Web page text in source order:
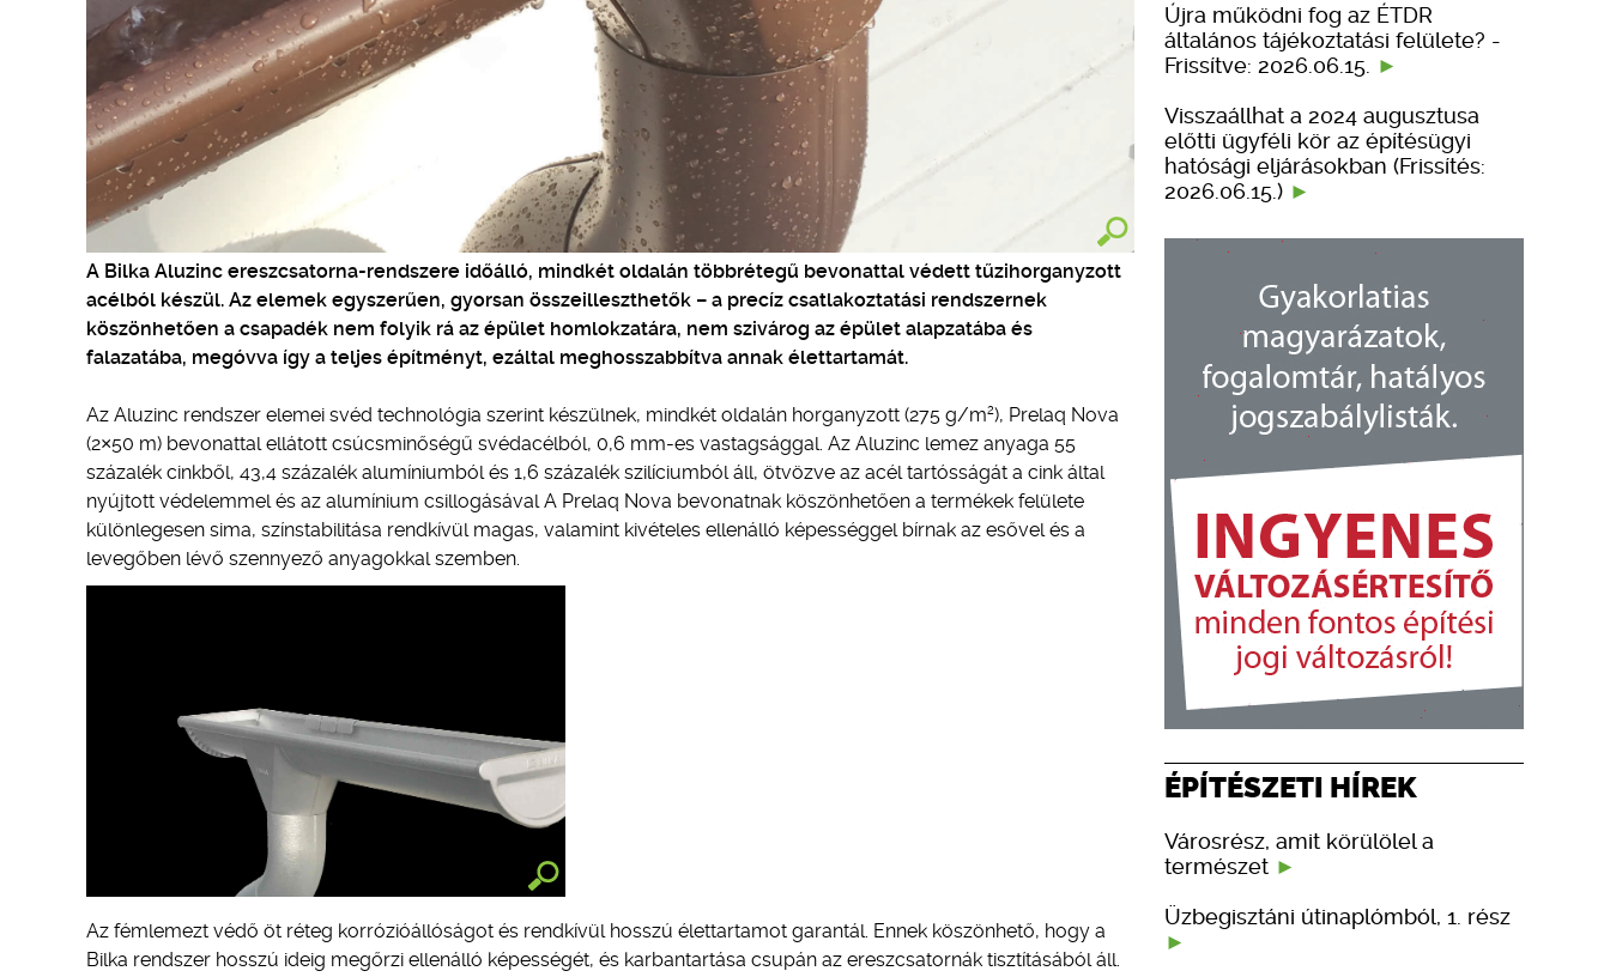
A Bilka Aluzinc ereszcsatorna-rendszere időálló, mindkét oldalán többrétegű bevonattal védett tűzihorganyzott
acélból készül. Az elemek egyszerűen, gyorsan összeilleszthetők – a precíz csatlakoztatási rendszernek
köszönhetően a csapadék nem folyik rá az épület homlokzatára, nem szivárog az épület alapzatába és
falazatába, megóvva így a teljes építményt, ezáltal meghosszabbítva annak élettartamát.
Az Aluzinc rendszer elemei svéd technológia szerint készülnek, mindkét oldalán horganyzott (275 g/m2), Prelaq Nova
(2×50 m) bevonattal ellátott csúcsminőségű svédacélból, 0,6 mm-es vastagsággal. Az Aluzinc lemez anyaga 55
százalék cinkből, 43,4 százalék alumíniumból és 1,6 százalék szilíciumból áll, ötvözve az acél tartósságát a cink által
nyújtott védelemmel és az alumínium csillogásával A Prelaq Nova bevonatnak köszönhetően a termékek felülete
különlegesen sima, színstabilitása rendkívül magas, valamint kivételes ellenálló képességgel bírnak az esővel és a
levegőben lévő szennyező anyagokkal szemben.
Az fémlemezt védő öt réteg korrózióállóságot és rendkívül hosszú élettartamot garantál. Ennek köszönhető, hogy a
Bilka rendszer hosszú ideig megőrzi ellenálló képességét, és karbantartása csupán az ereszcsatornák tisztításából áll.
Újra működni fog az ÉTDR
általános tájékoztatási felülete? -
Frissítve: 2026.06.15.
Visszaállhat a 2024 augusztusa
előtti ügyféli kör az építésügyi
hatósági eljárásokban (Frissítés:
2026.06.15.)
ÉPÍTÉSZETI HÍREK
Városrész, amit körülölel a
természet
Üzbegisztáni útinaplómból, 1. rész